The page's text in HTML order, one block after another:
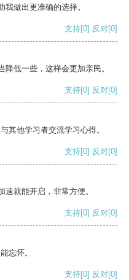
做出更准确的选择。
支持[0] 反对[0]
低一些，这样会更加亲民。
支持[0] 反对[0]
其他学习者交流学习心得。
支持[0] 反对[0]
就能开启，非常方便。
支持[0] 反对[0]
忘怀。
支持[0] 反对[0]